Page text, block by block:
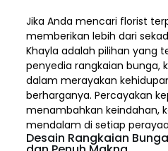
Jika Anda mencari florist
memberikan lebih dari
Khayla adalah pilihan yang
penyedia rangkaian bunga,
dalam merayakan
berharganya. Percayakan
menambahkan keindahan,
mendalam di setiap
Desain Rangkaian